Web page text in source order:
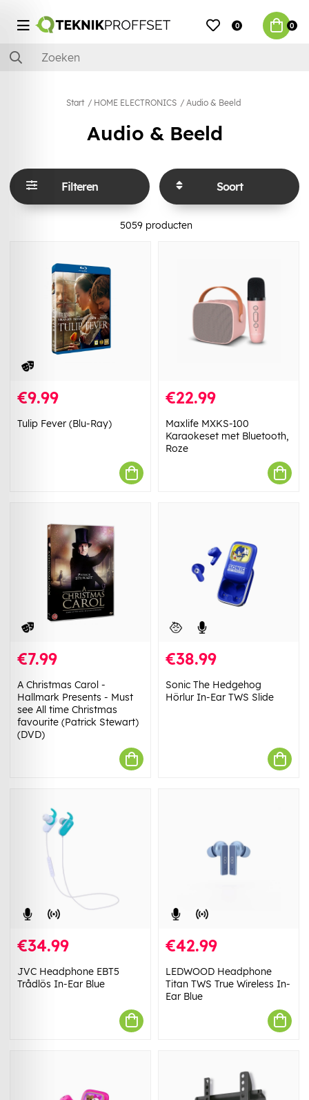
0 0
Start HOME ELECTRONICS Audio & Beeld
Audio & Beeld
Filteren Soort
5059producten
€9.99
Tulip Fever (Blu-Ray)
€22.99
Maxlife MXKS-100
Karaokeset met Bluetooth,
Roze
€7.99
A Christmas Carol -
Hallmark Presents - Must
see All time Christmas
favourite (Patrick Stewart)
(DVD)
€38.99
Sonic The Hedgehog
Hörlur In-Ear TWS Slide
€34.99
JVC Headphone EBT5
Trådlös In-Ear Blue
€42.99
LEDWOOD Headphone
Titan TWS True Wireless In-
Ear Blue